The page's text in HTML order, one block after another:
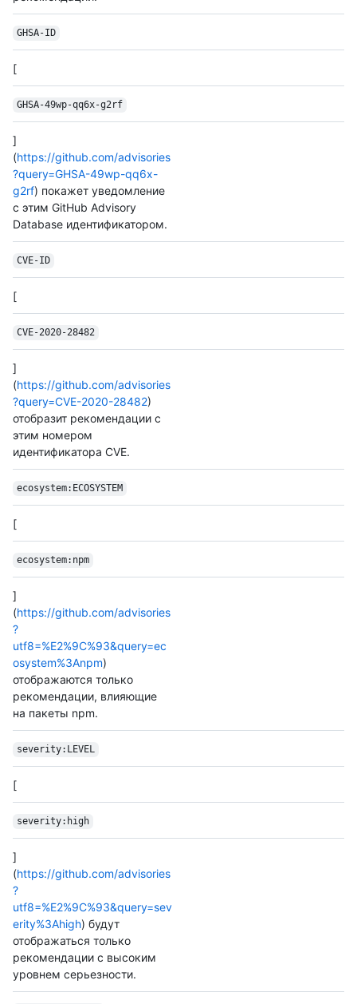
GHSA-ID
[
GHSA-49wp-qq6x-g2rf
]
(https://github.com/advisories
?query=GHSA-49wp-qq6x-
g2rf) покажет уведомление
с этим GitHub Advisory
Database идентификатором.
CVE-ID
[
CVE-2020-28482
]
(https://github.com/advisories
?query=CVE-2020-28482)
отобразит рекомендации с
этим номером
идентификатора CVE.
ecosystem:ECOSYSTEM
[
ecosystem:npm
]
(https://github.com/advisories
?
utf8=%E2%9C%93&query=ec
osystem%3Anpm)
отображаются только
рекомендации, влияющие
на пакеты npm.
severity:LEVEL
[
severity:high
]
(https://github.com/advisories
?
utf8=%E2%9C%93&query=sev
erity%3Ahigh) будут
отображаться только
рекомендации с высоким
уровнем серьезности.